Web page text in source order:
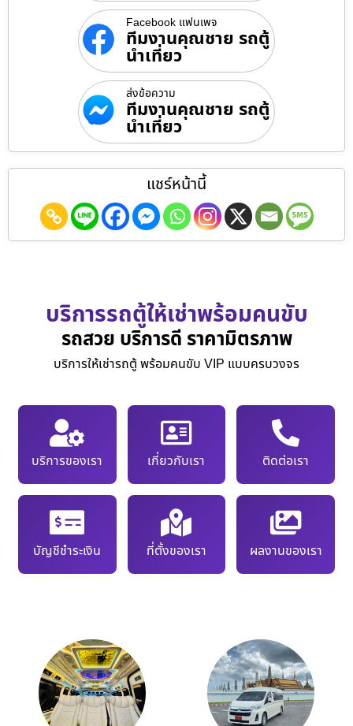
Facebook แฟนเพจ
ทีมงานคุณชาย รถตู้
นำเที่ยว
ส่งข้อความ
ทีมงานคุณชาย รถตู้
นำเที่ยว
แชร์หน้านี้
บริการรถตู้ให้เช่าพร้อมคนขับ
รถสวย บริการดี ราคามิตรภาพ
บริการให้เช่ารถตู้ พร้อมคนขับ VIP แบบครบวงจร
บริการของเรา เกี่ยวกับเรา ติดต่อเรา
บัญชีชำระเงิน ที่ตั้งของเรา ผลงานของเรา